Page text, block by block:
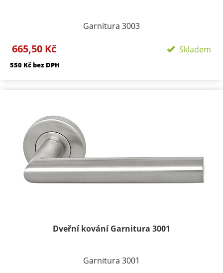
Garnitura 3003
50/50mm, Délka rozety 134 mm
Součástí kování je montážní materiál.
WC - klika/klika rozeta pro WC nebo koupelnu
PZ LI - klika levá / koule
PZ RE - klika pravá / koule
665,50 Kč Skladem
550 Kč bez DPH
Dveřní kování Garnitura 3001
Garnitura 3001